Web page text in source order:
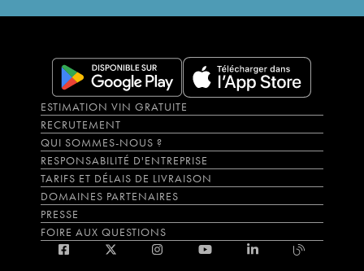
ESTIMATION VIN GRATUITE
RECRUTEMENT
QUI SOMMES-NOUS ?
RESPONSABILITÉ D'ENTREPRISE
TARIFS ET DÉLAIS DE LIVRAISON
DOMAINES PARTENAIRES
PRESSE
FOIRE AUX QUESTIONS